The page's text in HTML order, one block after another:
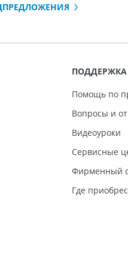
ПОДДЕРЖКА
Помощь по
Вопросы и
Видеоуроки
Сервисные
Фирменный
Где